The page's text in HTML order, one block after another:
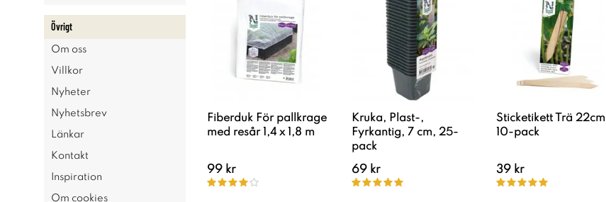
Övrigt
Om oss
Villkor
Nyheter
Nyhetsbrev
Länkar
Kontakt
Inspiration
Om cookies
Fiberduk För pallkrage
med resår 1,4 x 1,8 m
99 kr
Kruka, Plast-,
Fyrkantig, 7 cm, 25-
pack
69 kr
Sticketikett Trä 22cm
10-pack
39 kr